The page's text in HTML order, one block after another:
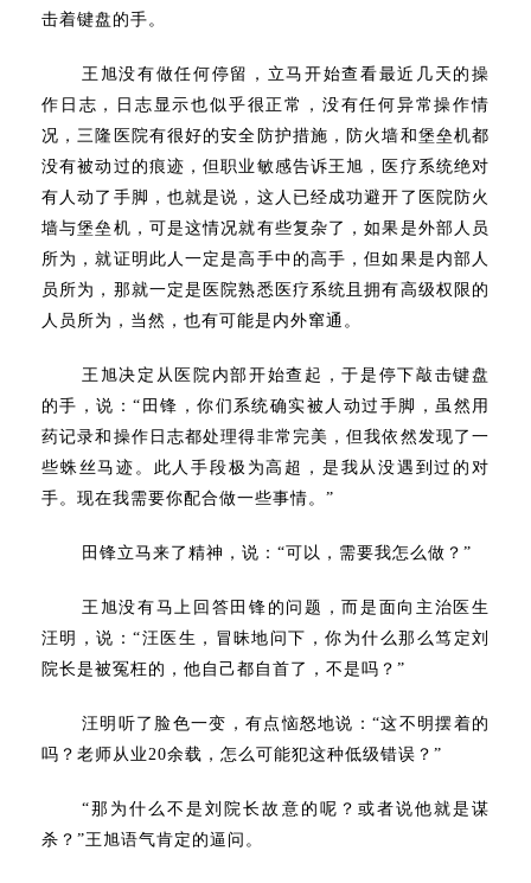
击着键盘的手。
王旭没有做任何停留，立马开始查看最近几天的操
作日志，日志显示也似乎很正常，没有任何异常操作情
况，三隆医院有很好的安全防护措施，防火墙和堡垒机都
没有被动过的痕迹，但职业敏感告诉王旭，医疗系统绝对
有人动了手脚，也就是说，这人已经成功避开了医院防火
墙与堡垒机，可是这情况就有些复杂了，如果是外部人员
所为，就证明此人一定是高手中的高手，但如果是内部人
员所为，那就一定是医院熟悉医疗系统且拥有高级权限的
人员所为，当然，也有可能是内外窜通。
王旭决定从医院内部开始查起，于是停下敲击键盘
的手，说：“田锋，你们系统确实被人动过手脚，虽然用
药记录和操作日志都处理得非常完美，但我依然发现了一
些蛛丝马迹。此人手段极为高超，是我从没遇到过的对
手。现在我需要你配合做一些事情。”
田锋立马来了精神，说：“可以，需要我怎么做？”
王旭没有马上回答田锋的问题，而是面向主治医生
汪明，说：“汪医生，冒昧地问下，你为什么那么笃定刘
院长是被冤枉的，他自己都自首了，不是吗？”
汪明听了脸色一变，有点恼怒地说：“这不明摆着的
吗？老师从业20余载，怎么可能犯这种低级错误？”
“那为什么不是刘院长故意的呢？或者说他就是谋
杀？”王旭语气肯定的逼问。